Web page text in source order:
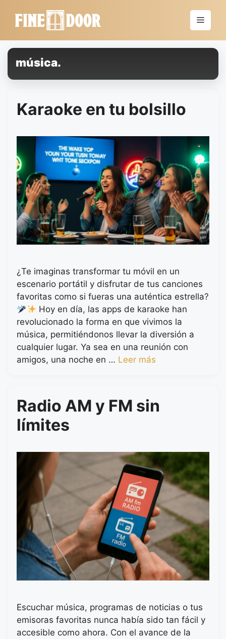
Menú
música.
Karaoke en tu bolsillo
¿Te imaginas transformar tu móvil en un
escenario portátil y disfrutar de tus canciones
favoritas como si fueras una auténtica estrella?
Hoy en día, las apps de karaoke han
revolucionado la forma en que vivimos la
música, permitiéndonos llevar la diversión a
cualquier lugar. Ya sea en una reunión con
amigos, una noche en … Leer más
Radio AM y FM sin
límites
Escuchar música, programas de noticias o tus
emisoras favoritas nunca había sido tan fácil y
accesible como ahora. Con el avance de la